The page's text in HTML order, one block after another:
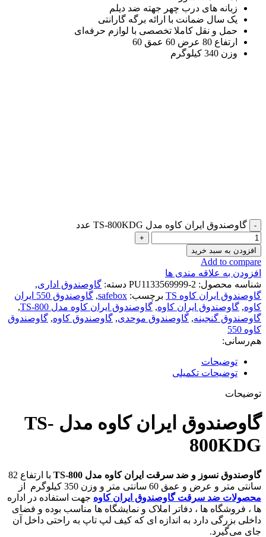
زبانه های درب چهر جهته ضد دیلم
یک سال ضمانت با ارائه برگه گارانتی
حمل و نقل کاملا تخصصی با لوازم حرفه‌ای
ارتفاع 80 عرض 60 عمق 60
وزن 340 کیلوگرم
گاوصندوق ایران کاوه مدل TS-800KDG عدد
افزودن به سبد خرید
Add to compare
افزودن به علاقه مندی ها
شناسه محصول: PU1133569999-2 دسته: گاوصندوق اداری,
گاوصندوق ایران کاوه TS
برچسب: safebox
,
گاوصندوق 550 ایران
کاوه, گاوصندوق ایران کاوه, گاوصندوق ایران کاوه مدل TS-800
,
گاوصندوق گنجینه, گاوصندوق موحدی, گاوصندوق کاوه, گاوصندوق
کاوه 550
هم‌رسانی:
توضیحات
توضیحات تکمیلی
توضیحات
گاوصندوق ایران کاوه مدل TS-
800KDG
گاوصندوق نسوز و ضد سرقت ایران کاوه مدل TS-800
با ارتفاع 82
سانتی متر و عرض و عمق 60 سانتی متر و وزن 350 کیلوگرم از
محصولات ضد سرقت گاوصندوق ایران کاوه جهت استفاده در اداره
ها ، فروشگاه ها ، دفاتر املاک و نمایشگاه ها مناسب بوده و فضای
داخلی بزرگی دارد به اندازه ای که کیف لپ تاپ به راحتی داخل آن
جای می‌گیرد.